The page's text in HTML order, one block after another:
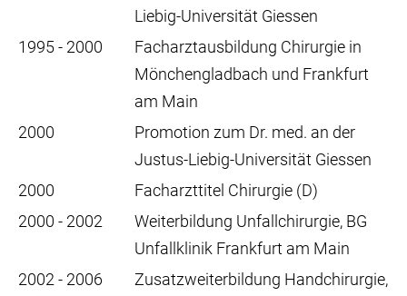
Liebig-Universität Giessen
1995 - 2000
Facharztausbildung Chirurgie in
Mönchengladbach und Frankfurt
am Main
2000
Promotion zum Dr. med. an der
Justus-Liebig-Universität Giessen
2000
Facharzttitel Chirurgie (D)
2000 - 2002
Weiterbildung Unfallchirurgie, BG
Unfallklinik Frankfurt am Main
2002 - 2006
Zusatzweiterbildung Handchirurgie,